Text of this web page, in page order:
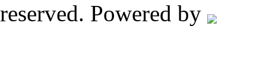
reserved. Powered by